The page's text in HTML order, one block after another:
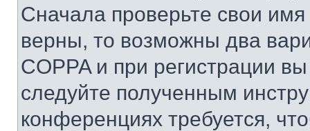
Сначала проверьте свои
верны, то возможны два
COPPA и при регистрации
следуйте полученным
конференциях требуется,